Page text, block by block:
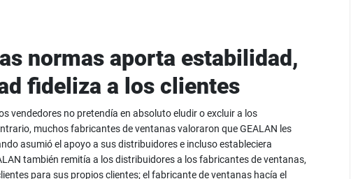
normas aporta estabilidad,
fideliza a los clientes
vendedores no pretendía en absoluto eludir o excluir a los
muchos fabricantes de ventanas valoraron que GEALAN les
asumió el apoyo a sus distribuidores e incluso estableciera
también remitía a los distribuidores a los fabricantes de ventanas,
para sus propios clientes; el fabricante de ventanas hacía el